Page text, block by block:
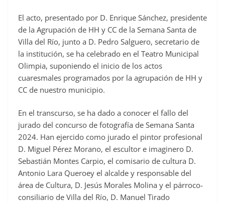
k
El acto, presentado por D. Enrique Sánchez, presidente
de la Agrupación de HH y CC de la Semana Santa de
Villa del Río, junto a D. Pedro Salguero, secretario de
la institución, se ha celebrado en el Teatro Municipal
Olimpia, suponiendo el inicio de los actos
cuaresmales programados por la agrupación de HH y
CC de nuestro municipio.
En el transcurso, se ha dado a conocer el fallo del
jurado del concurso de fotografía de Semana Santa
2024. Han ejercido como jurado el pintor profesional
D. Miguel Pérez Morano, el escultor e imaginero D.
Sebastián Montes Carpio, el comisario de cultura D.
Antonio Lara Queroey el alcalde y responsable del
área de Cultura, D. Jesús Morales Molina y el párroco-
consiliario de Villa del Río, D. Manuel Tirado